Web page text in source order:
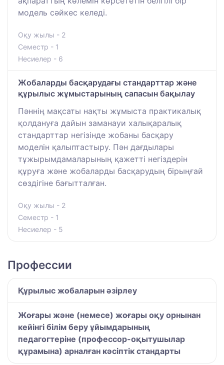
модель сәйкес келеді.
Оқу жылы - 2
Семестр - 1
Несиелер - 6
Жобаларды басқарудағы стандарттар және
құрылыс жұмыстарының сапасын бақылау
Пәннің мақсаты нақты жұмыста практикалық
қолдануға дайын заманауи халықаралық
стандарттар негізінде жобаны басқару
моделін қалыптастыру. Пән дағдылары
тұжырымдамаларының қажетті негіздерін
құруға және жобаларды басқарудың бірыңғай
сөздігіне бағытталған.
Оқу жылы - 2
Семестр - 1
Несиелер - 5
Профессии
Құрылыс жобаларын әзірлеу
Жоғары және (немесе) жоғары оқу орнынан
кейінгі білім беру ұйымдарының
педагогтеріне (профессор-оқытушылар
құрамына) арналған кәсіптік стандарты